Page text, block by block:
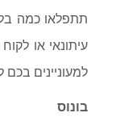
תתפלאו כמה
עיתונאי או
למעוניינים
בונוס